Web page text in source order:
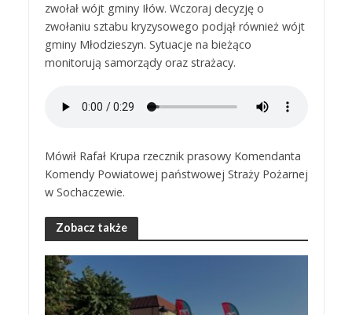
zwołał wójt gminy Iłów. Wczoraj decyzję o
zwołaniu sztabu kryzysowego podjął również wójt
gminy Młodzieszyn. Sytuacje na bieżąco
monitorują samorządy oraz strażacy.
Mówił Rafał Krupa rzecznik prasowy Komendanta
Komendy Powiatowej państwowej Straży Pożarnej
w Sochaczewie.
Zobacz także